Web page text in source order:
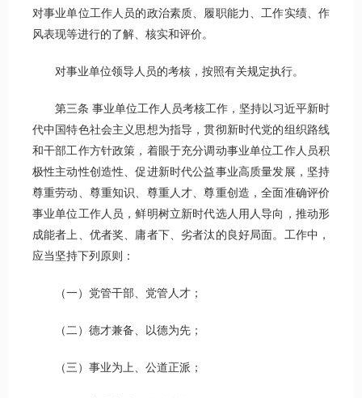
对事业单位工作人员的政治素质、履职能力、工作实绩、作
风表现等进行的了解、核实和评价。
对事业单位领导人员的考核，按照有关规定执行。
第三条 事业单位工作人员考核工作，坚持以习近平新时
代中国特色社会主义思想为指导，贯彻新时代党的组织路线
和干部工作方针政策，着眼于充分调动事业单位工作人员积
极性主动性创造性、促进新时代公益事业高质量发展，坚持
尊重劳动、尊重知识、尊重人才、尊重创造，全面准确评价
事业单位工作人员，鲜明树立新时代选人用人导向，推动形
成能者上、优者奖、庸者下、劣者汰的良好局面。工作中，
应当坚持下列原则：
（一）党管干部、党管人才；
（二）德才兼备、以德为先；
（三）事业为上、公道正派；